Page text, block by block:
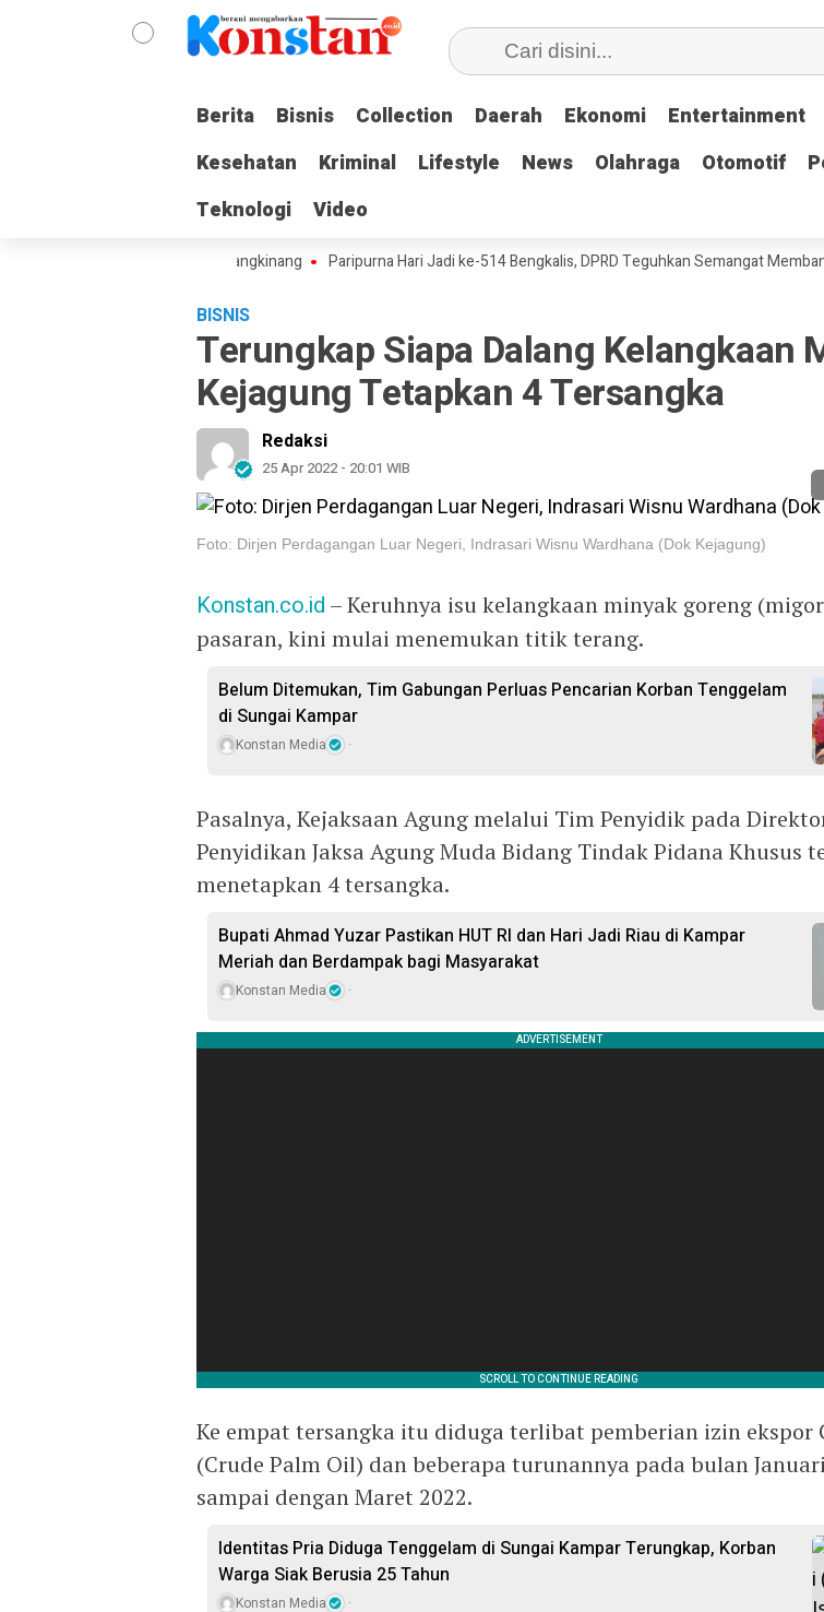
Berita Bisnis Collection Daerah Ekonomi Entertainment
Kesehatan
Kriminal Lifestyle News Olahraga Otomotif
Teknologi
Video
Berita Bisnis Collection Daerah Ekonomi Entertainment
Kesehatan
Kriminal Lifestyle News Olahraga Otomotif
Teknologi
Video
KUR BNI Cabang Bangkinang Paripurna Hari Jadi ke-514 Bengkalis, DPRD Teguhkan Semangat Membangun
BISNIS
Terungkap Siapa Dalang Kelangkaan
Kejagung Tetapkan 4 Tersangka
Redaksi
25 Apr 2022 - 20:01 WIB
Foto: Dirjen Perdagangan Luar Negeri, Indrasari Wisnu Wardhana (Dok Kejagung)
Konstan.co.id – Keruhnya isu kelangkaan minyak goreng
pasaran, kini mulai menemukan titik terang.
Belum Ditemukan, Tim Gabungan Perluas Pencarian Korban Tenggelam
di Sungai Kampar
Konstan Media
Pasalnya, Kejaksaan Agung melalui Tim Penyidik pada
Penyidikan Jaksa Agung Muda Bidang Tindak Pidana Khusus
menetapkan 4 tersangka.
Bupati Ahmad Yuzar Pastikan HUT RI dan Hari Jadi Riau di Kampar
Meriah dan Berdampak bagi Masyarakat
Konstan Media
Ke empat tersangka itu diduga terlibat pemberian izin ekspor
(Crude Palm Oil) dan beberapa turunannya pada bulan
sampai dengan Maret 2022.
Identitas Pria Diduga Tenggelam di Sungai Kampar Terungkap, Korban
Warga Siak Berusia 25 Tahun
Konstan Media